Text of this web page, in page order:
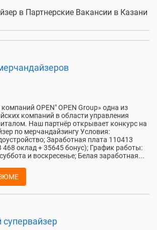
в Партнерские Вакансии в Казани
OPEN" OPEN Group» одна из
компаний в области управления
Наш партнёр открывает конкурс на
по мерчандайзингу Условия:
Заработная плата 110413
468 оклад + 35645 бонус); График работы:
и воскресенье; Белая заработная...